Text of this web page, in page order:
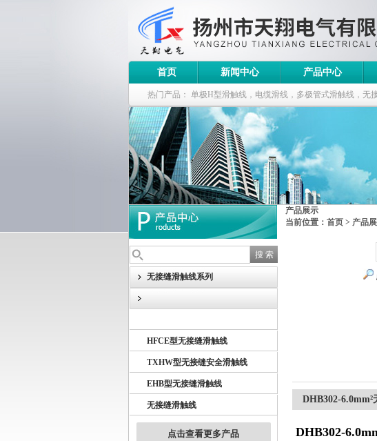
扬州市天翔电气有限公司
首页 新闻中心 产品中心
热门产品： 单极H型滑触线，电缆滑线，多极管式滑触线，无
钢电缆滑车
无接缝滑触线系列
DHB型安全滑触线
HFCE型无接缝滑触线
TXHW型无接缝安全滑触线
EHB型无接缝滑触线
无接缝滑触线
点击查看更多产品
产品展示
当前位置： 首页 > 产品
DHB302-
DHB302-